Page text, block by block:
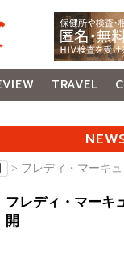
TRAVEL
> フレディ・マーキ
フレディ・マーキ
開